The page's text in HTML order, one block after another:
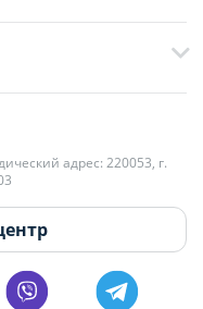
в будние дни с 9:00 до
до 20:00.
адрес: 220053, г.